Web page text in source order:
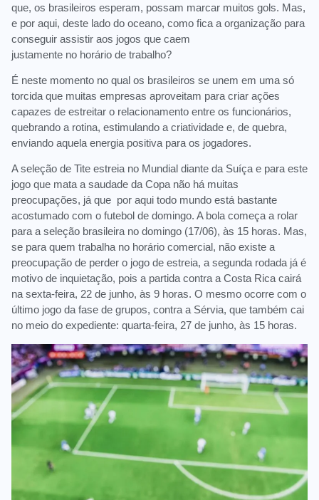
que, os brasileiros esperam, possam marcar muitos gols. Mas,
e por aqui, deste lado do oceano, como fica a organização para
conseguir assistir aos jogos que caem
justamente no horário de trabalho?
É neste momento no qual os brasileiros se unem em uma só
torcida que muitas empresas aproveitam para criar ações
capazes de estreitar o relacionamento entre os funcionários,
quebrando a rotina, estimulando a criatividade e, de quebra,
enviando aquela energia positiva para os jogadores.
A seleção de Tite estreia no Mundial diante da Suíça e para este
jogo que mata a saudade da Copa não há muitas
preocupações, já que por aqui todo mundo está bastante
acostumado com o futebol de domingo. A bola começa a rolar
para a seleção brasileira no domingo (17/06), às 15 horas. Mas,
se para quem trabalha no horário comercial, não existe a
preocupação de perder o jogo de estreia, a segunda rodada já é
motivo de inquietação, pois a partida contra a Costa Rica cairá
na sexta-feira, 22 de junho, às 9 horas. O mesmo ocorre com o
último jogo da fase de grupos, contra a Sérvia, que também cai
no meio do expediente: quarta-feira, 27 de junho, às 15 horas.